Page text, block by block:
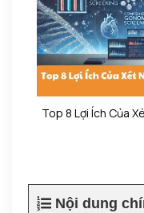
Top 8 Lợi Ích Của
Nội dung